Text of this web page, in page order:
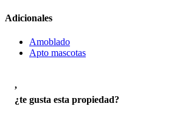
Adicionales
Amoblado
Apto mascotas
,
¿te gusta esta propiedad?